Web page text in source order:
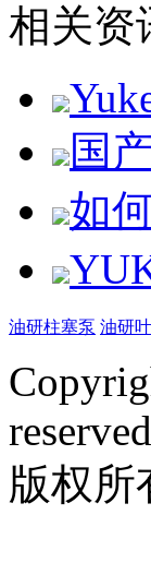
相关资
国
如
油研柱塞泵 油研
reserved
版权所